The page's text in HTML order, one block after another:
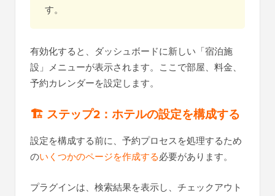
す。
有効化すると、ダッシュボードに新しい「宿泊施
設」メニューが表示されます。ここで部屋、料金、
予約カレンダーを設定します。
🏗️ ステップ2：ホテルの設定を構成する
設定を構成する前に、予約プロセスを処理するため
のいくつかのページを作成する必要があります。
プラグインは、検索結果を表示し、チェックアウト